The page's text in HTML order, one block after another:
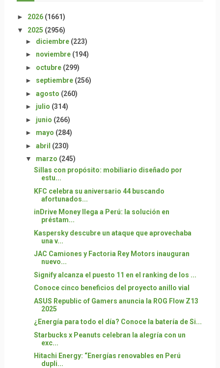
► 2026 (1661)
▼ 2025 (2956)
► diciembre (223)
► noviembre (194)
► octubre (299)
► septiembre (256)
► agosto (260)
► julio (314)
► junio (266)
► mayo (284)
► abril (230)
▼ marzo (245)
Sillas con propósito: mobiliario diseñado por
estu...
KFC celebra su aniversario 44 buscando
afortunados...
inDrive Money llega a Perú: la solución en
préstam...
Kaspersky descubre un ataque que aprovechaba
una v...
JAC Camiones y Factoria Rey Motors inauguran
nuevo...
Signify alcanza el puesto 11 en el ranking de los ...
Conoce cinco beneficios del proyecto anillo vial
ASUS Republic of Gamers anuncia la ROG Flow Z13
2025
¿Energía para todo el día? Conoce la batería de Si...
Starbucks x Peanuts celebran la alegría con un
exc...
Hitachi Energy: “Energías renovables en Perú
dupli...